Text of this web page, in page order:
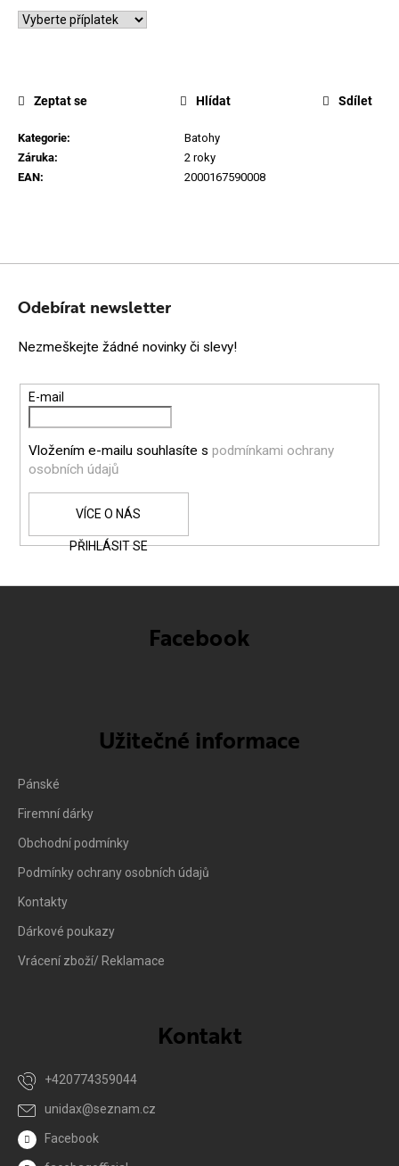
Kategorie:
Batohy
Záruka:
2 roky
EAN: 2000167590008
Zeptat se Hlídat Sdílet
Z
Odebírat newsletter
Nezmeškejte žádné novinky či slevy!
E-mail
Vložením e-mailu souhlasíte s podmínkami ochrany
osobních údajů
PŘIHLÁSIT SE
Facebook
Užitečné informace
Pánské
Firemní dárky
Obchodní podmínky
Podmínky ochrany osobních údajů
Kontakty
Dárkové poukazy
Vrácení zboží/ Reklamace
Kontakt
unidax@seznam.cz
+420774359044
Facebook